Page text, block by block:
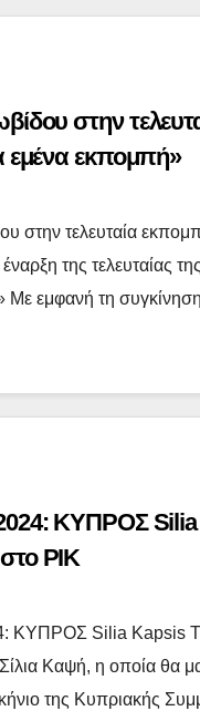
στην
εμένα εκπομπή»
στην τελευταία
της τελευταίας
Με εμφανή τη
ΚΥΠΡΟΣ
ΡΙΚ
ΚΥΠΡΟΣ Silia Kapsis
Καψή, η οποία θα
της Κυπριακής